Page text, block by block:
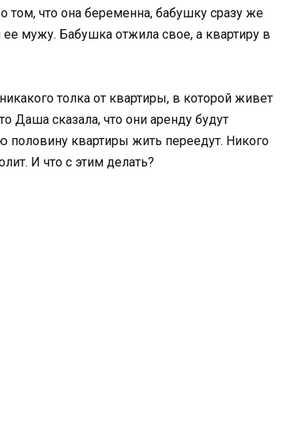
том, что она беременна, бабушку сразу же
мужу. Бабушка отжила свое, а квартиру в
толка от квартиры, в которой живет
Даша сказала, что они аренду будут
половину квартиры жить переедут. Никого
И что с этим делать?